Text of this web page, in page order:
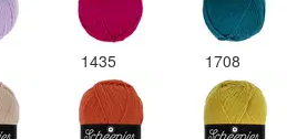
1435 1708